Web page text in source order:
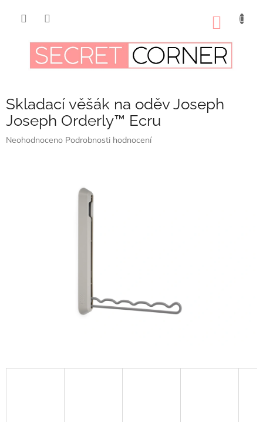
Skladací věšák na oděv Joseph
Joseph Orderly™ Ecru
Průměrné
Neohodnoceno Podrobnosti hodnocení